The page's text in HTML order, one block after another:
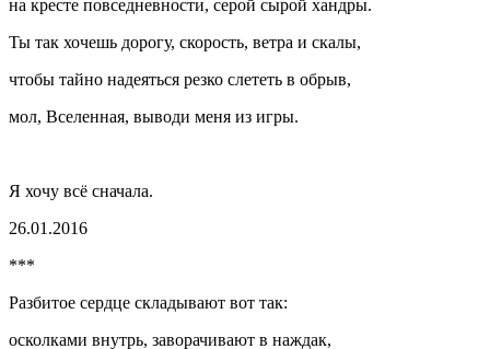
на кресте повседневности, серой сырой хандры.
Ты так хочешь дорогу, скорость, ветра и скалы,
чтобы тайно надеяться резко слететь в обрыв,
мол, Вселенная, выводи меня из игры.
Я хочу всё сначала.
26.01.2016
***
Разбитое сердце складывают вот так:
осколками внутрь, заворачивают в наждак,